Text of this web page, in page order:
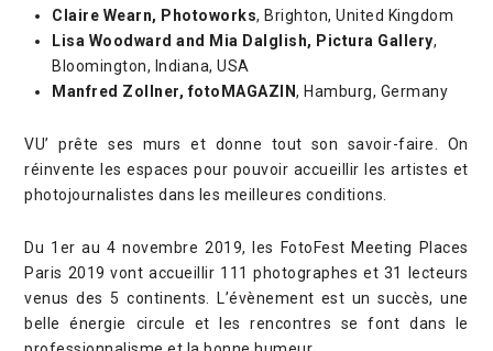
Claire Wearn, Photoworks, Brighton, United Kingdom
Lisa Woodward and Mia Dalglish, Pictura Gallery,
Bloomington, Indiana, USA
Manfred Zollner, fotoMAGAZIN, Hamburg, Germany
VU’ prête ses murs et donne tout son savoir-faire. On
réinvente les espaces pour pouvoir accueillir les artistes et
photojournalistes dans les meilleures conditions.
Du 1er au 4 novembre 2019, les FotoFest Meeting Places
Paris 2019 vont accueillir 111 photographes et 31 lecteurs
venus des 5 continents. L’évènement est un succès, une
belle énergie circule et les rencontres se font dans le